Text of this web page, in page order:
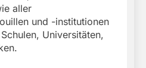
aller
und -institutionen
Universitäten,